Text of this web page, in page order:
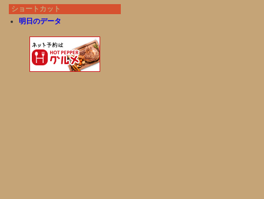
ショートカット
明日のデータ